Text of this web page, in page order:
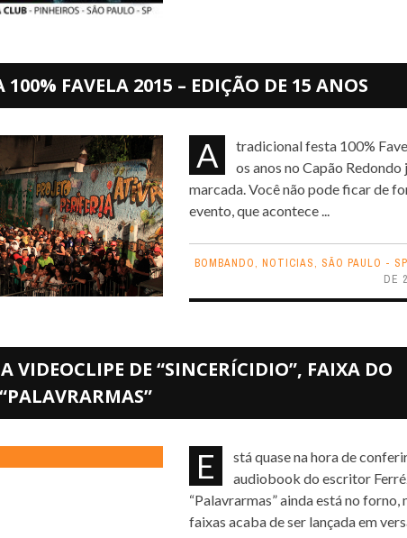
100% FAVELA 2015 – EDIÇÃO DE 15 ANOS
A tradicional festa 100% Favela que rola todos
os anos no Capão Redondo
marcada. Você não pode ficar de
evento, que acontece ...
BOMBANDO, NOTICIAS, SÃO PAULO - SP
DE
VIDEOCLIPE DE “SINCERÍCIDIO”, FAIXA DO
Está quase na hora de conferirmos o primeiro
audiobook do escritor
“Palavrarmas” ainda está no forno,
faixas acaba de ser lançada em